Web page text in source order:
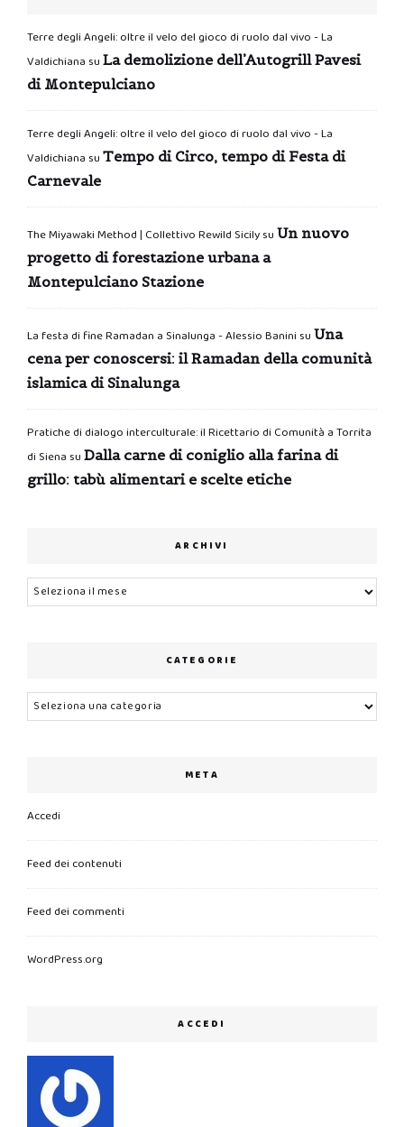
Terre degli Angeli: oltre il velo del gioco di ruolo dal vivo - La
Valdichiana su La demolizione dell’Autogrill Pavesi
di Montepulciano
Terre degli Angeli: oltre il velo del gioco di ruolo dal vivo - La
Valdichiana su Tempo di Circo, tempo di Festa di
Carnevale
The Miyawaki Method | Collettivo Rewild Sicilysu Un nuovo
progetto di forestazione urbana a
Montepulciano Stazione
La festa di fine Ramadan a Sinalunga - Alessio Banini su Una
cena per conoscersi: il Ramadan della comunità
islamica di Sinalunga
Pratiche di dialogo interculturale: il Ricettario di Comunità a Torrita
di Siena su Dalla carne di coniglio alla farina di
grillo: tabù alimentari e scelte etiche
ARCHIVI
Archivi
CATEGORIE
Categorie
META
Accedi
Feed dei contenuti
Feed dei commenti
WordPress.org
ACCEDI